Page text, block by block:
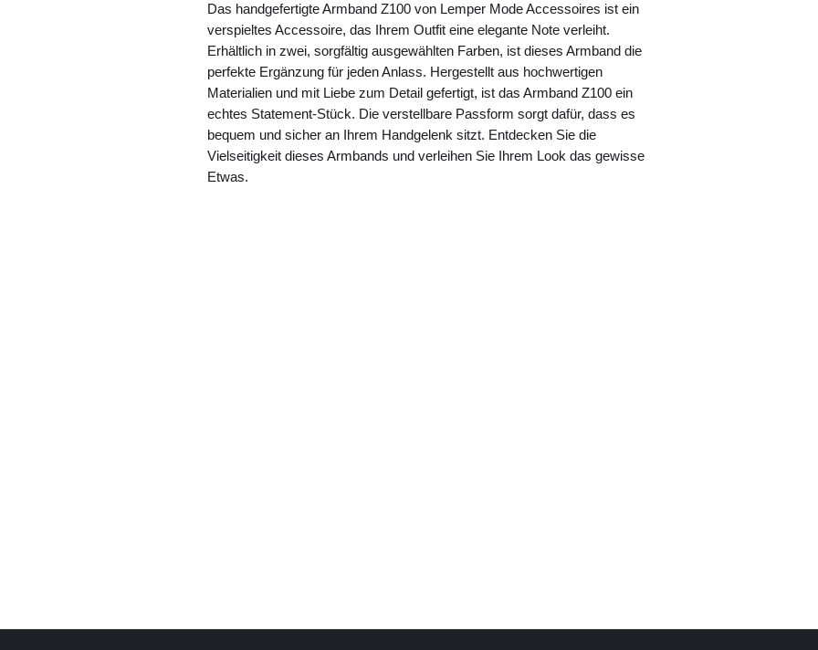
Das handgefertigte Armband Z100 von Lemper Mode Accessoires ist ein
verspieltes Accessoire, das Ihrem Outfit eine elegante Note verleiht.
Erhältlich in zwei, sorgfältig ausgewählten Farben, ist dieses Armband die
perfekte Ergänzung für jeden Anlass. Hergestellt aus hochwertigen
Materialien und mit Liebe zum Detail gefertigt, ist das Armband Z100 ein
echtes Statement-Stück. Die verstellbare Passform sorgt dafür, dass es
bequem und sicher an Ihrem Handgelenk sitzt. Entdecken Sie die
Vielseitigkeit dieses Armbands und verleihen Sie Ihrem Look das gewisse
Etwas.